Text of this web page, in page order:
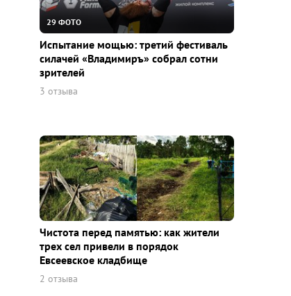
29 ФОТО
Испытание мощью: третий фестиваль
силачей «Владимиръ» собрал сотни
зрителей
3 отзыва
Чистота перед памятью: как жители
трех сел привели в порядок
Евсеевское кладбище
2 отзыва